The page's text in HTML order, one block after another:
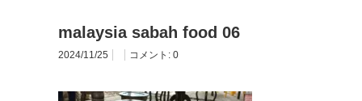
malaysia sabah food 06
2024/11/25 コメント: 0